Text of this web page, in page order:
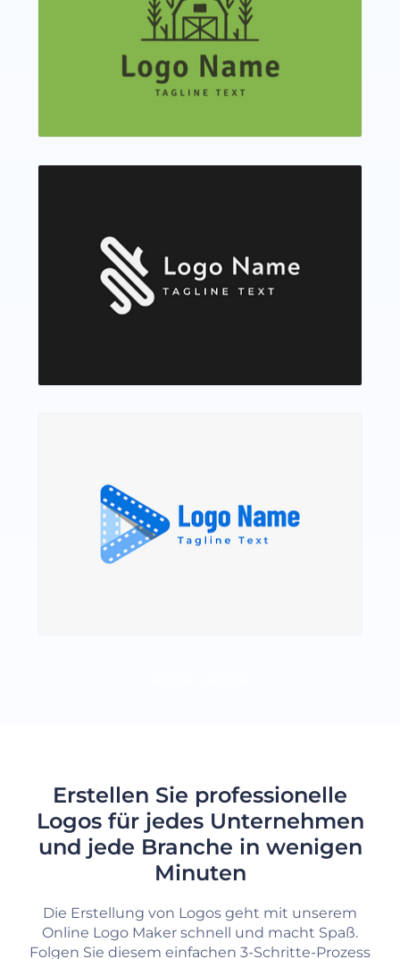
Erstellen Sie professionelle
Logos für jedes Unternehmen
und jede Branche in wenigen
Minuten
Die Erstellung von Logos geht mit unserem
Online Logo Maker schnell und macht Spaß.
Folgen Sie diesem einfachen 3-Schritte-Prozess